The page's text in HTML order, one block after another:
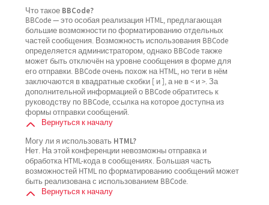
Что такое BBCode?
BBCode — это особая реализация HTML, предлагающая
большие возможности по форматированию отдельных
частей сообщения. Возможность использования BBCode
определяется администратором, однако BBCode также
может быть отключён на уровне сообщения в форме для
его отправки. BBCode очень похож на HTML, но теги в нём
заключаются в квадратные скобки [ и ], а не в < и >. За
дополнительной информацией о BBCode обратитесь к
руководству по BBCode, ссылка на которое доступна из
формы отправки сообщений.
Вернуться к началу
Могу ли я использовать HTML?
Нет. На этой конференции невозможны отправка и
обработка HTML-кода в сообщениях. Большая часть
возможностей HTML по форматированию сообщений может
быть реализована с использованием BBCode.
Вернуться к началу